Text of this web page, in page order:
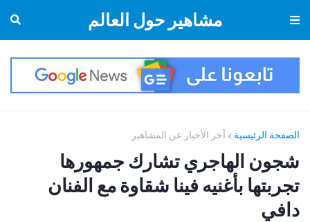
مشاهير حول العالم
الصفحة الرئيسية آخر الأخبار عن المشاهير
شجون الهاجري تشارك جمهورها
تجربتها بأغنيه فينا شقاوة مع الفنان
دافي